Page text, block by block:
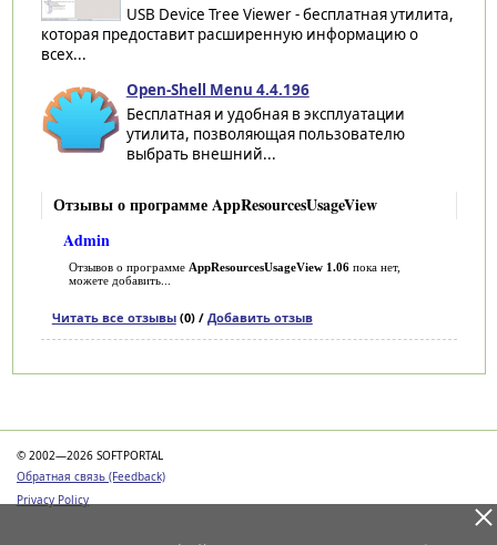
USB Device Tree Viewer - бесплатная утилита,
которая предоставит расширенную информацию о
всех...
Open-Shell Menu 4.4.196
Бесплатная и удобная в эксплуатации
утилита, позволяющая пользователю
выбрать внешний...
Отзывы о программе AppResourcesUsageView
Admin
Отзывов о программе AppResourcesUsageView 1.06пока нет,
можете добавить...
Читать все отзывы(0) / Добавить отзыв
© 2002—2026 SOFTPORTAL
Обратная связь (Feedback)
Privacy Policy